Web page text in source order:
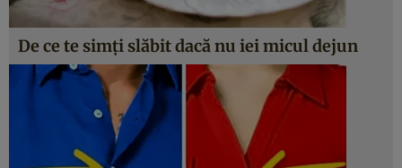
De ce te simţi slăbit dacă nu iei micul dejun